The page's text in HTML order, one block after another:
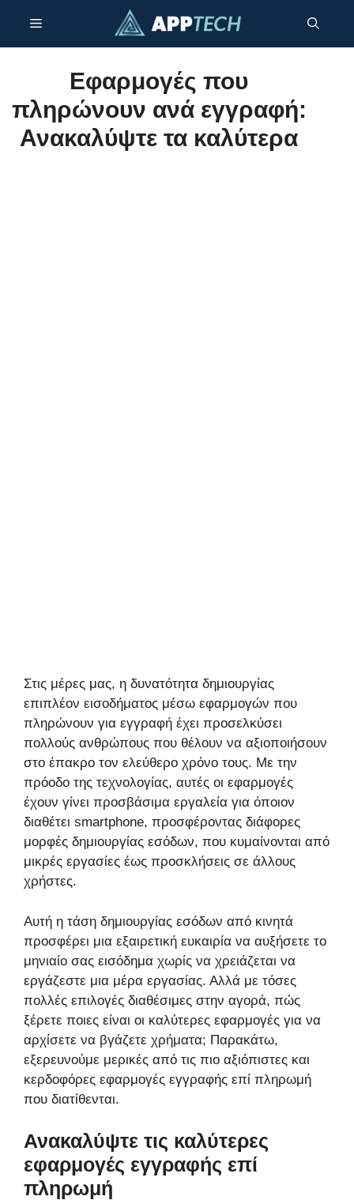
περιεχόμενο
Μενού
Εφαρμογές που
πληρώνουν ανά εγγραφή:
Ανακαλύψτε τα καλύτερα
Στις μέρες μας, η δυνατότητα δημιουργίας
επιπλέον εισοδήματος μέσω εφαρμογών που
πληρώνουν για εγγραφή έχει προσελκύσει
πολλούς ανθρώπους που θέλουν να αξιοποιήσουν
στο έπακρο τον ελεύθερο χρόνο τους. Με την
πρόοδο της τεχνολογίας, αυτές οι εφαρμογές
έχουν γίνει προσβάσιμα εργαλεία για όποιον
διαθέτει smartphone, προσφέροντας διάφορες
μορφές δημιουργίας εσόδων, που κυμαίνονται από
μικρές εργασίες έως προσκλήσεις σε άλλους
χρήστες.
Αυτή η τάση δημιουργίας εσόδων από κινητά
προσφέρει μια εξαιρετική ευκαιρία να αυξήσετε το
μηνιαίο σας εισόδημα χωρίς να χρειάζεται να
εργάζεστε μια μέρα εργασίας. Αλλά με τόσες
πολλές επιλογές διαθέσιμες στην αγορά, πώς
ξέρετε ποιες είναι οι καλύτερες εφαρμογές για να
αρχίσετε να βγάζετε χρήματα; Παρακάτω,
εξερευνούμε μερικές από τις πιο αξιόπιστες και
κερδοφόρες εφαρμογές εγγραφής επί πληρωμή
που διατίθενται.
Ανακαλύψτε τις καλύτερες
εφαρμογές εγγραφής επί
πληρωμή